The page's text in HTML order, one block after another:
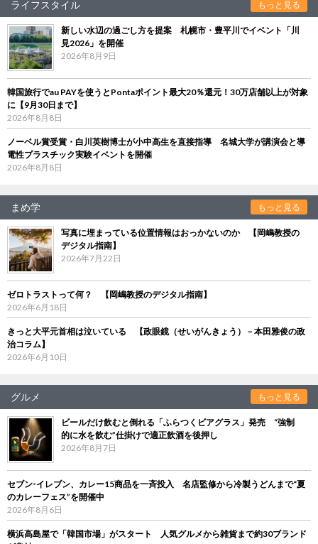
ライフスタイル もっと見る
新しい水辺の過ごし方を提案 札幌市・豊平川でイベント「川
見2026」を開催
2026年8月9日
韓国旅行でau PAYを使うとPontaポイント最大20％還元！30万店舗以上が対象
に【9月30日まで】
2026年8月8日
ノーベル賞受賞・白川英樹博士が小中高生を直接指導 名城大学が講演会と導
電性プラスチック実験イベントを開催
2026年8月8日
まめ学 もっと見る
写真に埋まっている位置情報はおっかないのか 【岡嶋教授の
デジタル指南】
2026年7月22日
ゼロトラストって何？ 【岡嶋教授のデジタル指南】
2026年6月18日
きっと大平元首相は泣いている 【政眼鏡（せいがんきょう）－本田雅俊の政
治コラム】
2026年6月10日
グルメ もっと見る
ビールだけ飲むと倒れる「ふらつくビアグラス」発売 “強制
的に水を飲む”仕掛けで適正飲酒を後押し
2026年8月7日
セブン‐イレブン、カレー15商品を一斉投入 名店監修から冷製うどんまで“夏
のカレーフェス”を開催中
2026年8月6日
横浜高島屋で「韓国市場」がスタート 人気グルメから雑貨まで約30ブランド